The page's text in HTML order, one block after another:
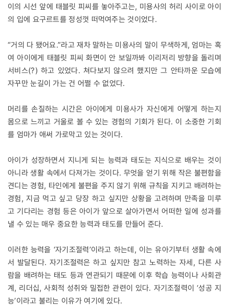
이의 시선 앞에 태블릿 피씨를 놓아주고는, 미용사의 허리 사이로 아이
의 입에 요구르트를 정성껏 떠먹여주는 것이었다.
“거의 다 됐어요.”라고 재차 말하는 미용사의 말이 무색하게, 엄마는 혹
여 아이에게 태블릿 피씨 화면이 안 보일까봐 이리저리 방향을 돌리며
서비스(?) 하고 있었다. 쳐다보지 않으려 했지만 그 안타까운 모습에
자꾸만 눈길이 가는 건 어쩔 수 없었다.
머리를 손질하는 시간은 아이에게 미용사가 자신에게 어떻게 하는지
몸으로 느끼고 거울로 볼 수 있는 경험의 기회가 된다. 이 소중한 기회
를 엄마가 애써 가로막고 있는 것이다.
아이가 성장하면서 지니게 되는 능력과 태도는 지식으로 배우는 것이
아니라 생활 속에서 다져가는 것이다. 무엇을 얻기 위해 작은 불편함을
견디는 경험, 타인에게 불편을 주지 않기 위해 규칙을 지키고 배려하는
경험, 지금 먹고 싶고 당장 하고 싶지만 상황을 고려하며 만족을 미루
고 기다리는 경험 등은 아이가 앞으로 살아가면서 어떠한 일에 성과를
낼 수 있는 매우 중요한 능력과 태도를 만들어 준다.
이러한 능력을 ‘자기조절력’이라고 하는데, 이는 유아기부터 생활 속에
서 발달된다. 자기조절력은 하고 싶지만 참고 노력하는 자세, 다른 사
람을 배려하는 태도 등과 연관되기 때문에 이후 학습 능력이나 사회관
계, 리더십, 사회적 성취와 밀접한 관련이 있다. 자기조절력이 ‘성공 지
능’이라고 불리는 이유가 여기에 있다.